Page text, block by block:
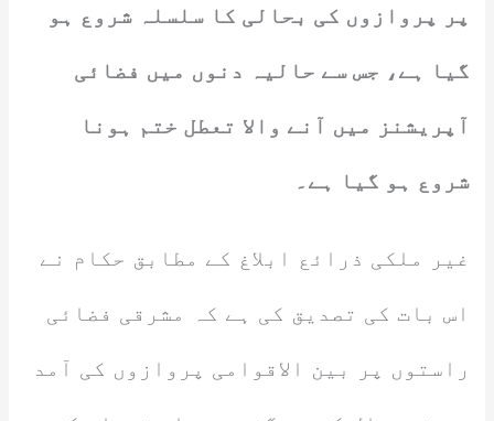
پر پروازوں کی بحالی کا سلسلہ شروع ہو
گیا ہے، جس سے حالیہ دنوں میں فضائی
آپریشنز میں آنے والا تعطل ختم ہونا
شروع ہو گیا ہے۔
غیر ملکی ذرائع ابلاغ کے مطابق حکام نے
اس بات کی تصدیق کی ہے کہ مشرقی فضائی
راستوں پر بین الاقوامی پروازوں کی آمد